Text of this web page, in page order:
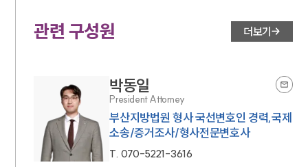
관련 구성원 더보기
박동일
President Attorney
부산지방법원 형사 국선변호인 경력,국제
소송/증거조사/형사전문변호사
T. 070-5221-3616